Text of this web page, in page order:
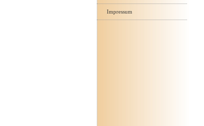
Impressum